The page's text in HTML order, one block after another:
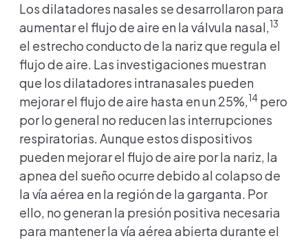
Los dilatadores nasales se desarrollaron para
aumentar el flujo de aire en la válvula nasal,13
el estrecho conducto de la nariz que regula el
flujo de aire. Las investigaciones muestran
que los dilatadores intranasales pueden
mejorar el flujo de aire hasta en un 25%,14 pero
por lo general no reducen las interrupciones
respiratorias. Aunque estos dispositivos
pueden mejorar el flujo de aire por la nariz, la
apnea del sueño ocurre debido al colapso de
la vía aérea en la región de la garganta. Por
ello, no generan la presión positiva necesaria
para mantener la vía aérea abierta durante el